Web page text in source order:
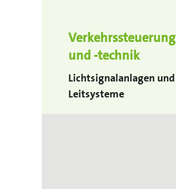
Verkehrssteuerung
und -technik
Lichtsignalanlagen und
Leitsysteme